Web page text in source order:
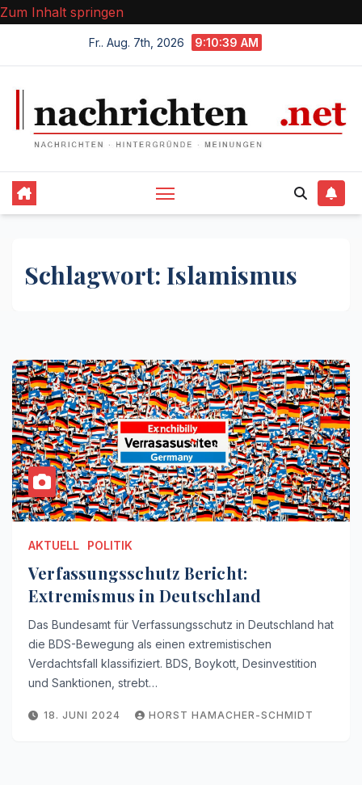
Zum Inhalt springen
Fr.. Aug. 7th, 2026 9:10:39 AM
Schlagwort: Islamismus
AKTUELL POLITIK
Verfassungsschutz Bericht:
Extremismus in Deutschland
Das Bundesamt für Verfassungsschutz in Deutschland hat
die BDS-Bewegung als einen extremistischen
Verdachtsfall klassifiziert. BDS, Boykott, Desinvestition
und Sanktionen, strebt…
18. JUNI 2024 HORST HAMACHER-SCHMIDT